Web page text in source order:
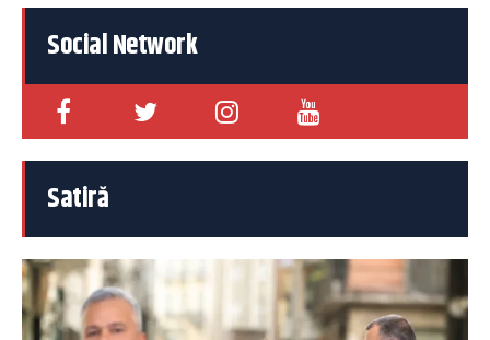
Social Network
Satiră